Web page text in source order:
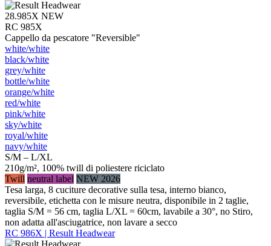
28.985X NEW
RC 985X
Cappello da pescatore "Reversible"
white/​white
black/​white
grey/​white
bottle/​white
orange/​white
red/​white
pink/​white
sky/​white
royal/​white
navy/​white
S/M – L/XL
210g/m², 100% twill di poliestere riciclato
Twill neutral label NEW 2026
Tesa larga, 8 cuciture decorative sulla tesa, interno bianco,
reversibile, etichetta con le misure neutra, disponibile in 2 taglie,
taglia S/M = 56 cm, taglia L/XL = 60cm, lavabile a 30°, no Stiro,
non adatta all'asciugatrice, non lavare a secco
RC 986X | Result Headwear